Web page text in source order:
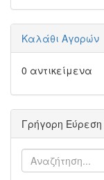
Καλάθι Αγορών
0 αντικείμενα
Γρήγορη Εύρεση